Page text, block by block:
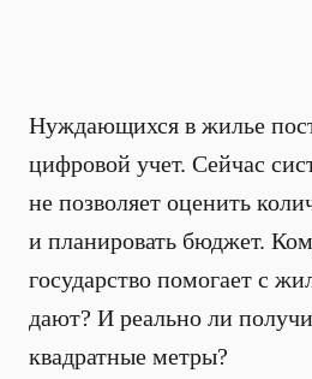
Нуждающихся в жилье
цифровой учет. Сейчас
не позволяет оценить
и планировать бюджет.
государство помогает с
дают? И реально ли
квадратные метры?